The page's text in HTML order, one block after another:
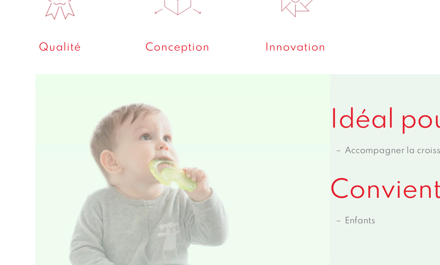
Qualité Conception Innovation
Idéal
Accompagner la
Enfants